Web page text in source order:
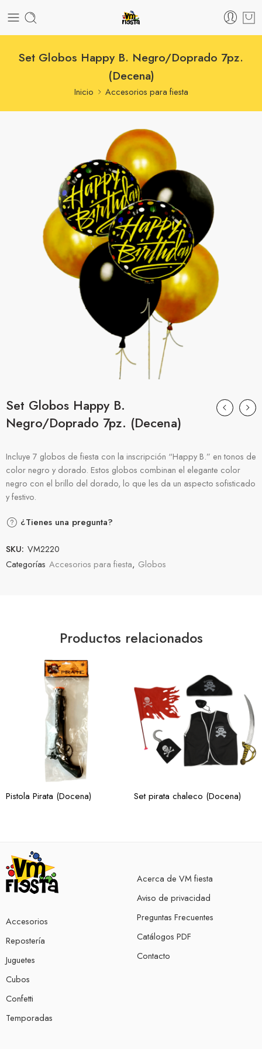
Set Globos Happy B. Negro/Doprado 7pz.
(Decena)
Inicio Accesorios para fiesta
Set Globos Happy B.
Negro/Doprado 7pz. (Decena)
Incluye 7 globos de fiesta con la inscripción “Happy B.” en tonos de
color negro y dorado. Estos globos combinan el elegante color
negro con el brillo del dorado, lo que les da un aspecto sofisticado
y festivo.
¿Tienes una pregunta?
SKU: VM2220
Categorías Accesorios para fiesta, Globos
Productos relacionados
Pistola Pirata (Docena) Set pirata chaleco (Docena)
Accesorios
Repostería
Juguetes
Cubos
Confetti
Temporadas
Acerca de VM fiesta
Aviso de privacidad
Preguntas Frecuentes
Catálogos PDF
Contacto